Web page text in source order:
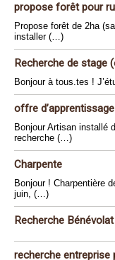
propose forêt pour
Propose forêt de 2ha
installer (…)
Recherche de stage
Bonjour à tous.tes !
offre
Bonjour Artisan installé
recherche (…)
Charpente
Bonjour ! Charpentière
juin, (…)
Recherche
recherche entreprise